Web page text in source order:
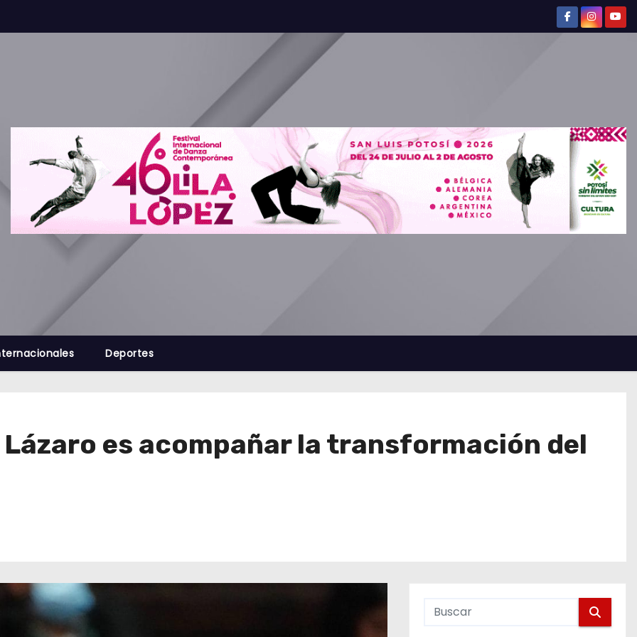
Deportes
es acompañar la transformación del